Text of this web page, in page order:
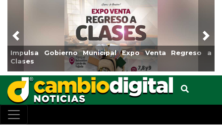
Venta Regreso a
Reabrirá Coatzacoalcos la Alberca
Centro
Previous